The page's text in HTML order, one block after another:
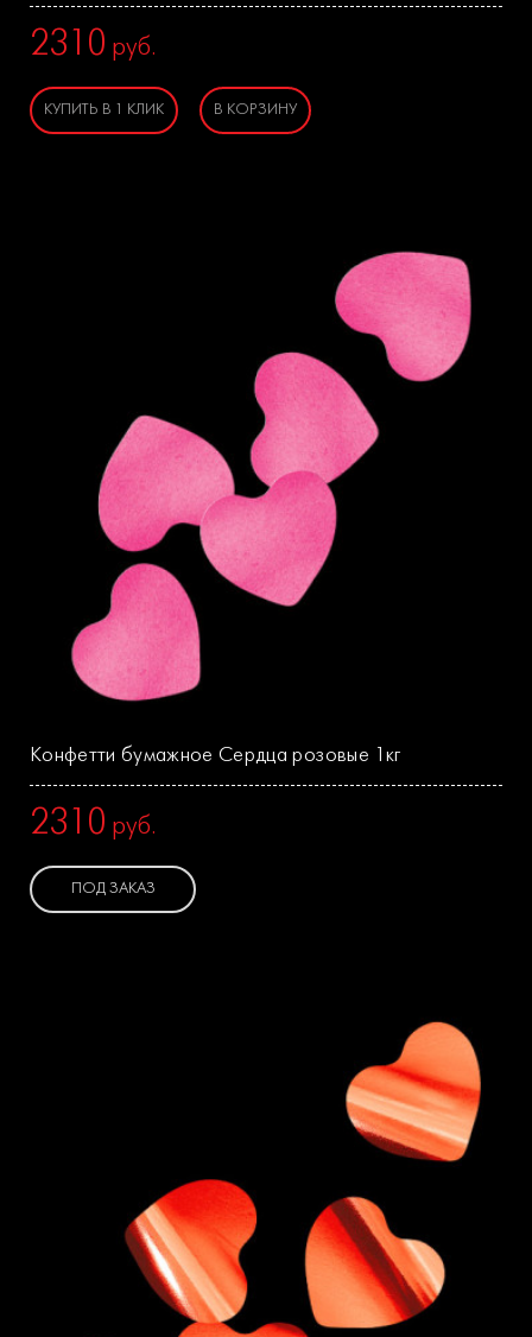
2310 руб.
КУПИТЬ В 1 КЛИК В КОРЗИНУ
Конфетти бумажное Сердца розовые 1кг
2310 руб.
ПОД ЗАКАЗ